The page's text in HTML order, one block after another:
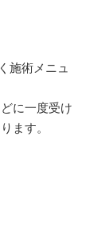
施術メニュ
に一度受け
ます。